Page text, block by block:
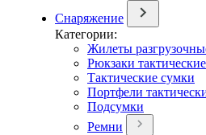
Снаряжение
Категории:
Жилеты
Рюкзаки тактические
Тактические сумки
Портфели
Подсумки
Ремни